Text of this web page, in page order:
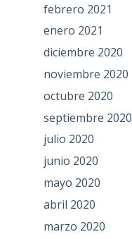
febrero 2021
enero 2021
diciembre 2020
noviembre 2020
octubre 2020
septiembre 2020
julio 2020
junio 2020
mayo 2020
abril 2020
marzo 2020